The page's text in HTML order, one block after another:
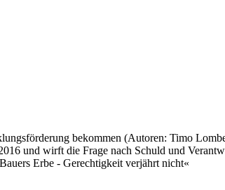
bekommen (Autoren: Timo
und wirft die Frage nach Schuld und
Erbe - Gerechtigkeit verjährt nicht«